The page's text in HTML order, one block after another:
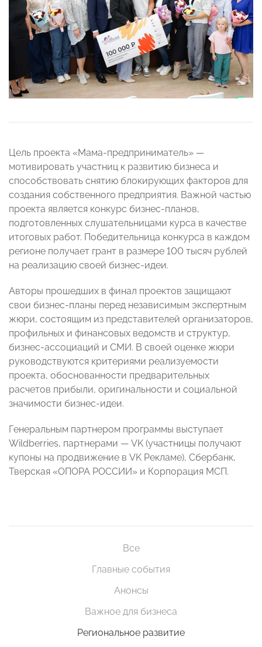
Цель проекта «Мама-предприниматель» —
мотивировать участниц к развитию бизнеса и
способствовать снятию блокирующих факторов для
создания собственного предприятия. Важной частью
проекта является конкурс бизнес-планов,
подготовленных слушательницами курса в качестве
итоговых работ. Победительница конкурса в каждом
регионе получает грант в размере 100 тысяч рублей
на реализацию своей бизнес-идеи.
Авторы прошедших в финал проектов защищают
свои бизнес-планы перед независимым экспертным
жюри, состоящим из представителей организаторов,
профильных и финансовых ведомств и структур,
бизнес-ассоциаций и СМИ. В своей оценке жюри
руководствуются критериями реализуемости
проекта, обоснованности предварительных
расчетов прибыли, оригинальности и социальной
значимости бизнес-идеи.
Генеральным партнером программы выступает
Wildberries, партнерами — VK (участницы получают
купоны на продвижение в VK Рекламе), Сбербанк,
Тверская «ОПОРА РОССИИ» и Корпорация МСП.
Все
Главные события
Анонсы
Важное для бизнеса
Региональное развитие